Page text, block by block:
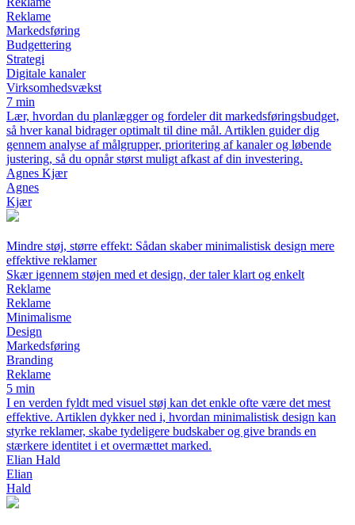
Reklame
Markedsføring
Budgettering
Strategi
Digitale kanaler
Virksomhedsvækst
7 min
Lær, hvordan du planlægger og fordeler dit markedsføringsbudget,
så hver kanal bidrager optimalt til dine mål. Artiklen guider dig
gennem analyse af målgrupper, prioritering af kanaler og løbende
justering, så du opnår størst muligt afkast af din investering.
Agnes Kjær
Agnes
Kjær
Mindre støj, større effekt: Sådan skaber minimalistisk design mere
effektive reklamer
Skær igennem støjen med et design, der taler klart og enkelt
Reklame
Reklame
Minimalisme
Design
Markedsføring
Branding
Reklame
5 min
I en verden fyldt med visuel støj kan det enkle ofte være det mest
effektive. Artiklen dykker ned i, hvordan minimalistisk design kan
styrke reklamer, skabe tydeligere budskaber og give brands en
stærkere identitet i et overmættet marked.
Elian Hald
Elian
Hald